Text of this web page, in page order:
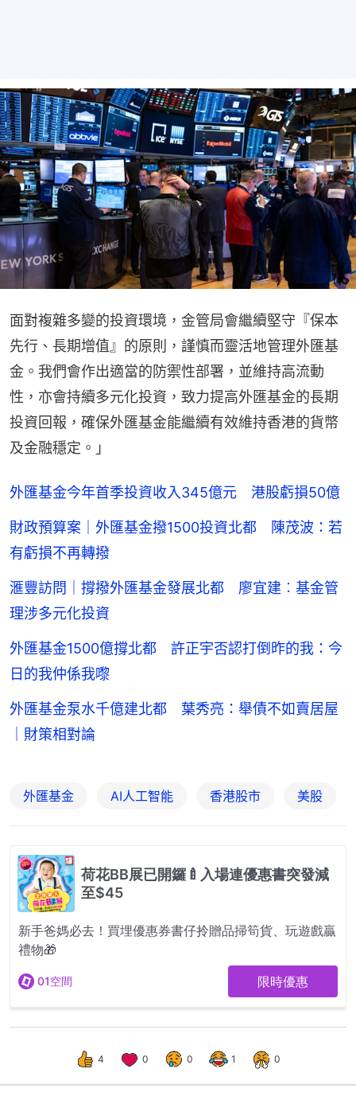
面對複雜多變的投資環境，金管局會繼續堅守『保本
先行、長期增值』的原則，謹慎而靈活地管理外匯基
金。我們會作出適當的防禦性部署，並維持高流動
性，亦會持續多元化投資，致力提高外匯基金的長期
投資回報，確保外匯基金能繼續有效維持香港的貨幣
及金融穩定。」
外匯基金今年首季投資收入345億元 港股虧損50億
財政預算案｜外匯基金撥1500投資北都 陳茂波：若
有虧損不再轉撥
滙豐訪問｜撐撥外匯基金發展北都 廖宜建︰基金管
理涉多元化投資
外匯基金1500億撐北都 許正宇否認打倒昨的我：今
日的我仲係我嚟
外匯基金泵水千億建北都 葉秀亮：舉債不如賣居屋
｜財策相對論
外匯基金 AI人工智能 香港股市 美股
4 0 0 1 0